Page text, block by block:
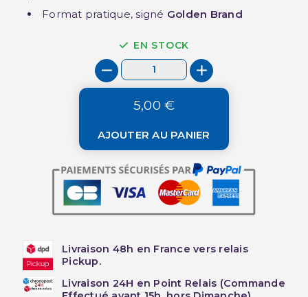
Format pratique, signé Golden Brand
EN STOCK
5,00 €
AJOUTER AU PANIER
Livraison 48h en France vers relais
Pickup.
Livraison 24H en Point Relais (Commande